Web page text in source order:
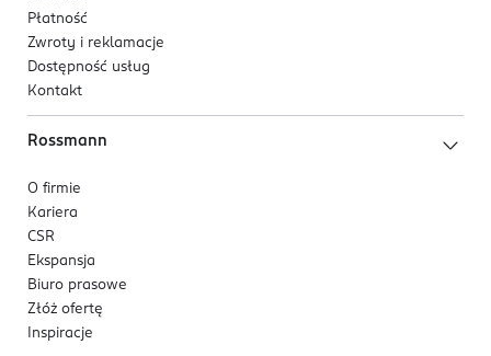
Płatność
Zwroty i reklamacje
Dostępność usług
Kontakt
Rossmann
O firmie
Kariera
CSR
Ekspansja
Biuro prasowe
Złóż ofertę
Inspiracje